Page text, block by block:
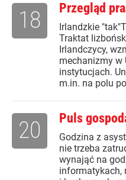
Przegląd
Irlandzkie
Traktat
Irlandczycy,
mechanizmy w
instytucjach.
m.in. na polu
18
Puls
Godzina z
nie trzeba
wynająć na
informatykach,
20